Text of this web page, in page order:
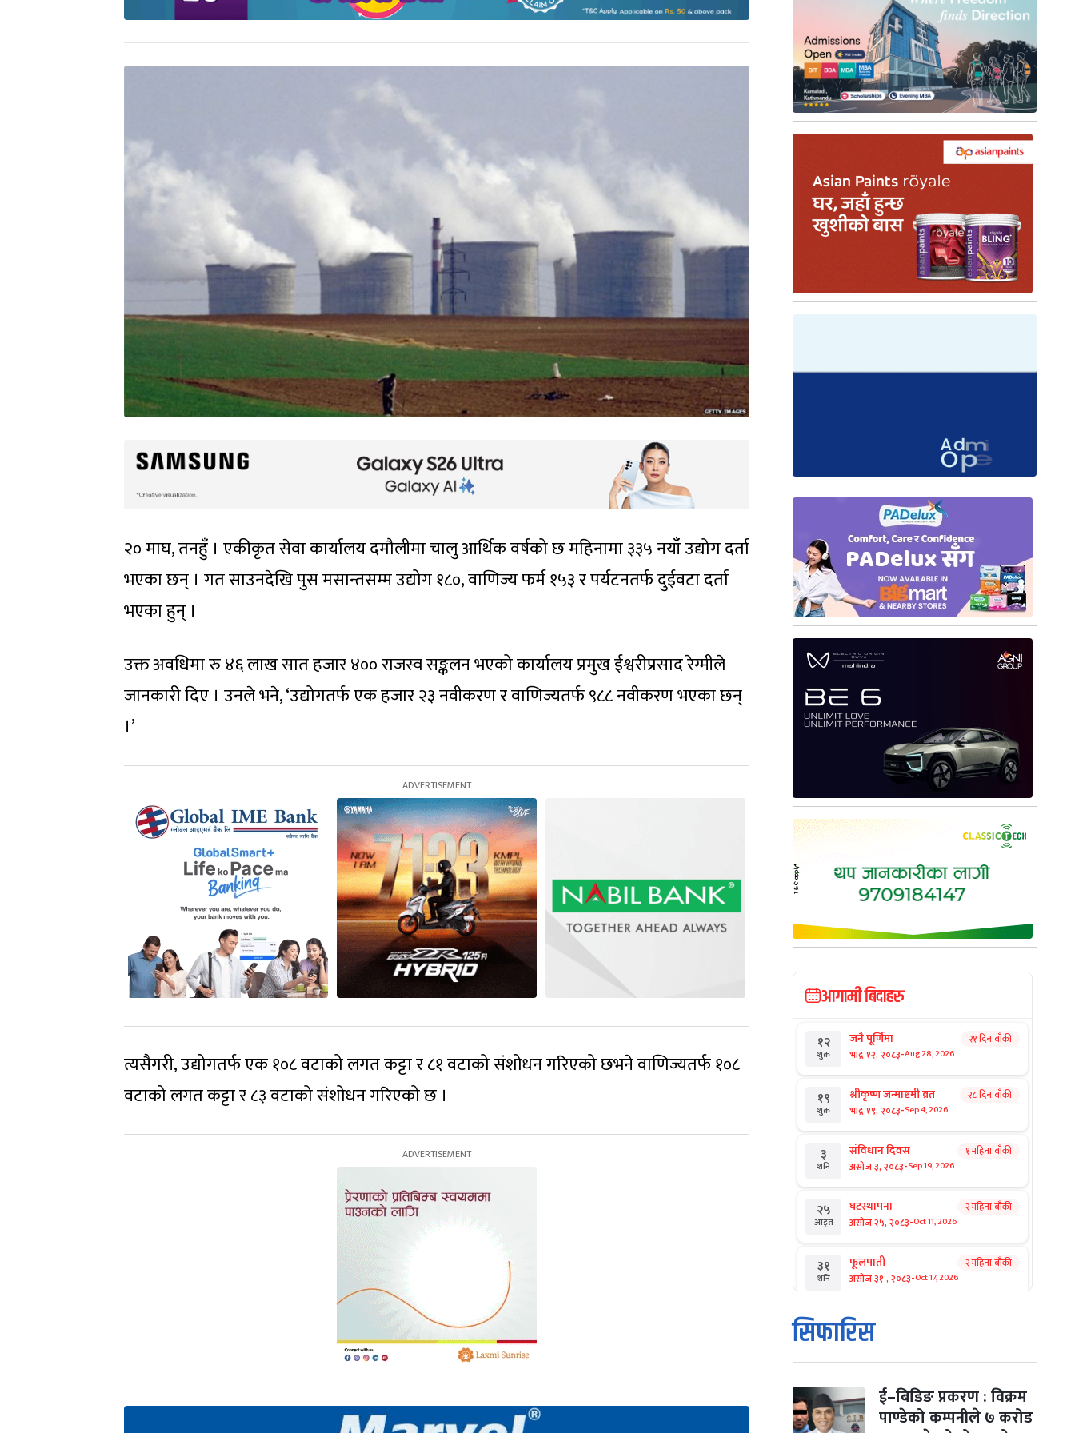
२० माघ, तनहुँ । एकीकृत सेवा कार्यालय दमौलीमा चालु आर्थिक वर्षको छ महिनामा ३३५ नयाँ उद्योग दर्ता
भएका छन् । गत साउनदेखि पुस मसान्तसम्म उद्योग १८०, वाणिज्य फर्म १५३ र पर्यटनतर्फ दुईवटा दर्ता
भएका हुन् ।
उक्त अवधिमा रु ४६ लाख सात हजार ४०० राजस्व सङ्कलन भएको कार्यालय प्रमुख ईश्वरीप्रसाद रेग्मीले
जानकारी दिए । उनले भने, ‘उद्योगतर्फ एक हजार २३ नवीकरण र वाणिज्यतर्फ ९८८ नवीकरण भएका छन्
।’
त्यसैगरी, उद्योगतर्फ एक १०८ वटाको लगत कट्टा र ८१ वटाको संशोधन गरिएको छभने वाणिज्यतर्फ १०८
वटाको लगत कट्टा र ८३ वटाको संशोधन गरिएको छ ।
आगामी बिदाहरु
१२
शुक्र
जनै पूर्णिमा
भाद्र १२, २०८३-Aug 28, 2026
२१ दिन बाँकी
१९
शुक्र
श्रीकृष्ण जन्माष्टमी व्रत
भाद्र १९, २०८३-Sep 4, 2026
२८ दिन बाँकी
३
शनि
संविधान दिवस
असोज ३, २०८३-Sep 19, 2026
१ महिना बाँकी
२५
आइत
घटस्थापना
असोज २५, २०८३-Oct 11, 2026
२ महिना बाँकी
३१
शनि
फूलपाती
असोज ३१ , २०८३-Oct 17, 2026
२ महिना बाँकी
१
आइत
कार्तिक सङ्क्रान्ति
कार्तिक १, २०८३
मंगल कार्तिक ३, २०८३-Oct 20, 2026
सिफारिस
ई–बिडिङ प्रकरण : विक्रम
पाण्डेको कम्पनीले ७ करोड